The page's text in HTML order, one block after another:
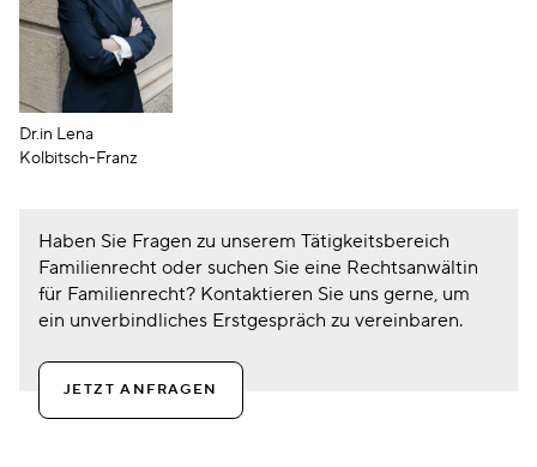
Dr.in Lena
Kolbitsch-Franz
Haben Sie Fragen zu unserem Tätigkeitsbereich
Familienrecht oder suchen Sie eine Rechtsanwältin
für Familienrecht? Kontaktieren Sie uns gerne, um
ein unverbindliches Erstgespräch zu vereinbaren.
JETZT ANFRAGEN